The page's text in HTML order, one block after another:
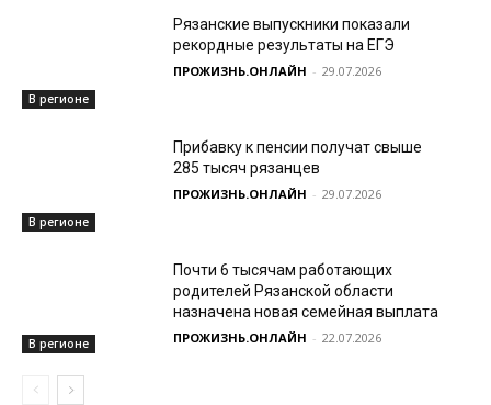
В регионе
Рязанские выпускники показали
рекордные результаты на ЕГЭ
ПРОЖИЗНЬ.ОНЛАЙН - 29.07.2026
В регионе
Прибавку к пенсии получат свыше
285 тысяч рязанцев
ПРОЖИЗНЬ.ОНЛАЙН - 29.07.2026
В регионе
Почти 6 тысячам работающих
родителей Рязанской области
назначена новая семейная выплата
ПРОЖИЗНЬ.ОНЛАЙН - 22.07.2026